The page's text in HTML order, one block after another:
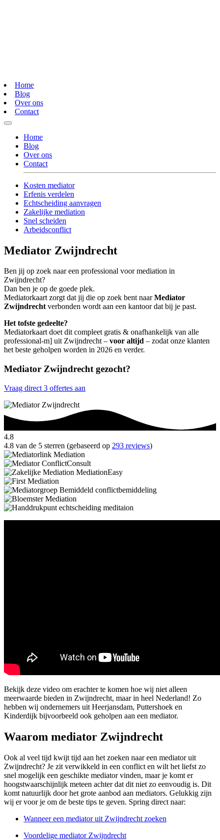
Home
Blog
Over ons
Contact
Home
Blog
Over ons
Contact
Kosten mediator
Erfenis verdelen
Echtscheiding aanvragen
Zakelijke mediation
Snel scheiden
Arbeidsconflict
Mediator Zwijndrecht
Ben jij op zoek naar een professional voor mediation in
Zwijndrecht?
Dan ben je op de goede plek.
Mediatorkaart zorgt dat jij die op zoek bent naarMediator
Zwijndrechtverbonden wordt aan een kantoor dat bij je past.
Het tofste gedeelte?
Mediatorkaart doet dit compleet gratis & onafhankelijk van alle
professional-m] uit Zwijndrecht – voor altijd – zodat onze klanten
het beste geholpen worden in 2026 en verder.
Mediator Zwijndrecht gezocht?
Vraag direct 3 offertes aan
4.8
4.8 van de 5 sterren (gebaseerd op 293 reviews)
Bekijk deze video om erachter te komen hoe wij niet alleen
meerwaarde bieden in Zwijndrecht, maar in heel Nederland! Zo
hebben wij ondernemers uit Heerjansdam, Puttershoek en
Kinderdijk bijvoorbeeld ook geholpen aan een mediator.
Waarom mediator Zwijndrecht
Ook al veel tijd kwijt tijd aan het zoeken naar een mediator uit
Zwijndrecht? Je zit verwikkeld in een conflict en wilt het liefst zo
snel mogelijk een geschikte mediator vinden, maar je komt er
hoogstwaarschijnlijk meteen achter dat dit niet zo eenvoudig is. Dit
komt natuurlijk door het grote aanbod aan mediators. Gelukkig zijn
wij er voor je om de beste tips te geven. Spring direct naar:
Wanneer een mediator uit Zwijndrecht zoeken
Voordelige mediator Zwijndrecht